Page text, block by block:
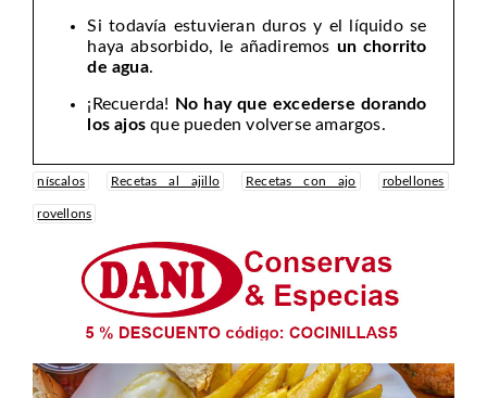
Si todavía estuvieran duros y el líquido se
haya absorbido, le añadiremos un chorrito
de agua.
¡Recuerda!
No hay que excederse dorando
los ajos que pueden volverse amargos.
níscalos Recetas al ajillo Recetas con ajo robellones
rovellons